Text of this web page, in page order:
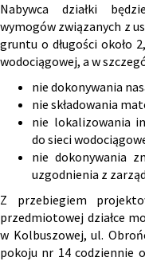
Nabywca działki
wymogów związanych z
gruntu o długości około
wodociągowej, a w
nie dokonywania
nie składowania
nie lokalizowania
do sieci
nie dokonywania
uzgodnienia z
Z przebiegiem
przedmiotowej działce
w Kolbuszowej, ul.
pokoju nr 14 codziennie